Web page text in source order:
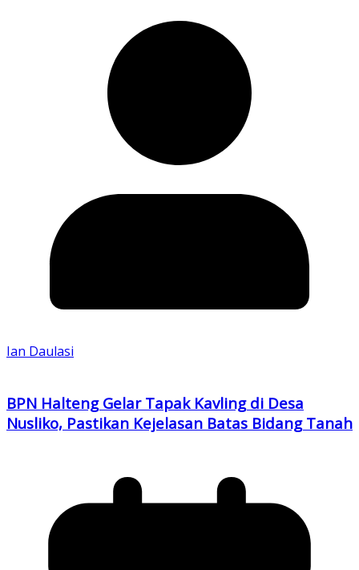
Ian Daulasi
BPN Halteng Gelar Tapak Kavling di Desa
Nusliko, Pastikan Kejelasan Batas Bidang Tanah